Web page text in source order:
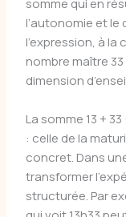
somme qui en
l’autonomie et le
l’expression, à
nombre maître
dimension
La somme 13 + 33
: celle de la
concret. Dans
transformer
structurée. Par